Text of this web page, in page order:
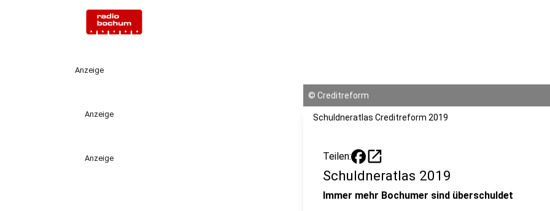
Anzeige
Anzeige
Anzeige
© Creditreform
Schuldneratlas Creditreform 2019
Teilen: open_in_new
Schuldneratlas 2019
Immer mehr Bochumer sind überschuldet